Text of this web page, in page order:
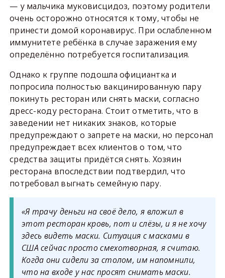
— у мальчика муковисцидоз, поэтому родители
очень осторожно относятся к тому, чтобы не
принести домой коронавирус. При ослабленном
иммунитете ребёнка в случае заражения ему
определённо потребуется госпитализация.
Однако к группе подошла официантка и
попросила полностью вакцинированную пару
покинуть ресторан или снять маски, согласно
дресс-коду ресторана. Стоит отметить, что в
заведении нет никаких знаков, которые
предупреждают о запрете на маски, но персонал
предупреждает всех клиентов о том, что
средства защиты придётся снять. Хозяин
ресторана впоследствии подтвердил, что
потребовал выгнать семейную пару.
«Я трачу деньги на своё дело, я вложил в
этот ресторан кровь, пот и слёзы, и я не хочу
здесь видеть маски. Ситуация с масками в
США сейчас просто смехотворная, я считаю.
Когда они сидели за столом, им напомнили,
что на входе у нас просят снимать маски.